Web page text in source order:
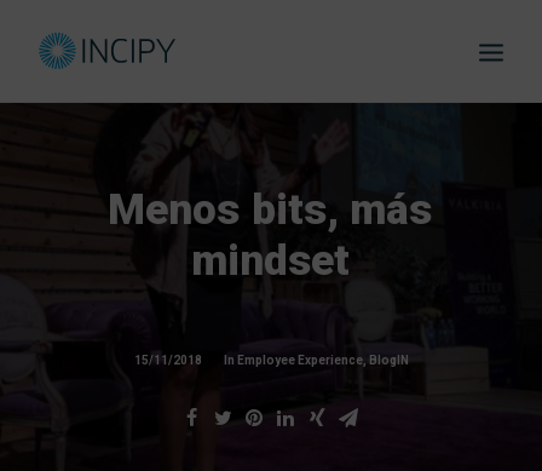
Menos bits, más
mindset
15/11/2018 In Employee Experience, BlogIN